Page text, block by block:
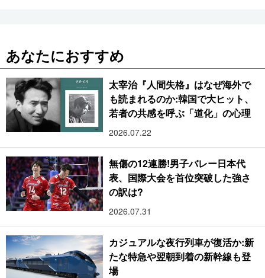
あなたにおすすめ
太宰治『人間失格』はなぜ海外で
も読まれるのか:韓国で大ヒット、
若者の共感を呼ぶ「道化」の心理
2026.07.22
無傷の12連勝!男子バレー日本代
表、国際大会を首位突破した強さ
の訳は?
2026.07.31
カジュアルな夜行列車が復活か:新
たな特急や翌朝到着の新幹線も登
場